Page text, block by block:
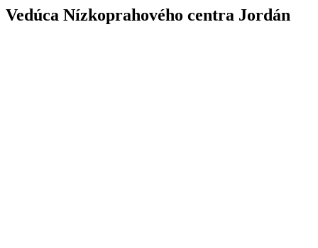
Vedúca Nízkoprahového centra Jordán